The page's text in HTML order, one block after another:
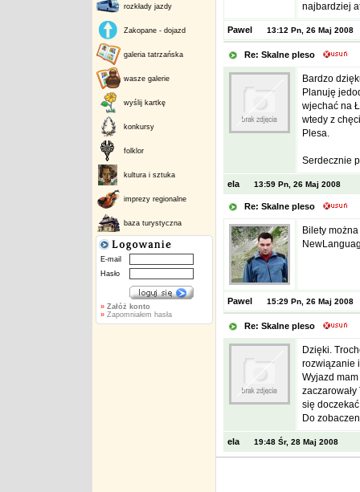
rozkłady jazdy
Zakopane - dojazd
galeria tatrzańska
wasze galerie
wyślij kartkę
konkursy
folklor
kultura i sztuka
imprezy regionalne
baza turystyczna
E-mail
Hasło
» Załóż konto
»Zapomniałem hasła
najbardziej
Pawel 13:12 Pn, 26 Maj 2008
Re: Skalne pleso
Bardzo
Planuję
wjechać na
wtedy z
Plesa.
Serdecznie
ela 13:59 Pn, 26 Maj 2008
Re: Skalne pleso
Bilety
Pawel 15:29 Pn, 26 Maj 2008
Re: Skalne pleso
Dzięki.
rozwiązanie
Wyjazd
się
Do
ela 19:48 Śr, 28 Maj 2008